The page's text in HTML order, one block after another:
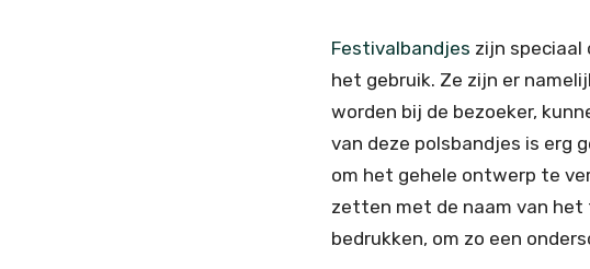
Festivalbandjes zijn
het gebruik. Ze zijn er
worden bij de bezoeker,
van deze polsbandjes is erg
om het gehele ontwerp te
zetten met de naam van
bedrukken, om zo een